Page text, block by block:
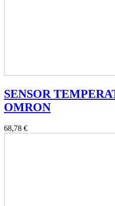
SENSOR
OMRON
68,78 €